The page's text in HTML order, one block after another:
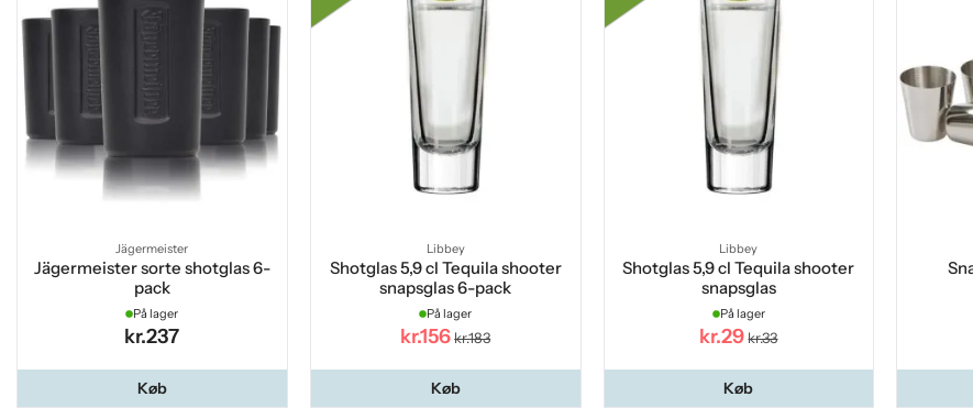
Jägermeister
Jägermeister sorte shotglas 6-
pack
På lager
kr.237
Køb
Libbey
Shotglas 5,9 cl Tequila shooter
snapsglas 6-pack
På lager
kr.156 kr.183
Køb
Libbey
Shotglas 5,9 cl Tequila shooter
snapsglas
På lager
kr.29 kr.33
Køb